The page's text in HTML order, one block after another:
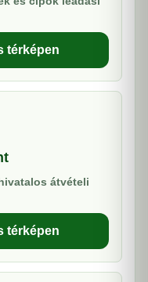
térképen
átvételi
térképen